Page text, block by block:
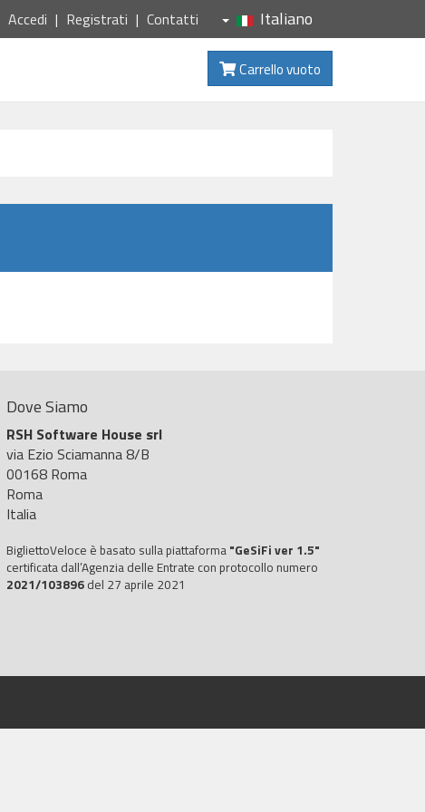
Accedi Registrati Contatti Italiano
Carrello vuoto
Dove Siamo
RSH Software House srl
via Ezio Sciamanna 8/B
00168 Roma
Roma
Italia
BigliettoVeloce è basato sulla piattaforma "GeSiFi ver 1.5"
certificata dall’Agenzia delle Entrate con protocollo numero
2021/103896 del 27 aprile 2021